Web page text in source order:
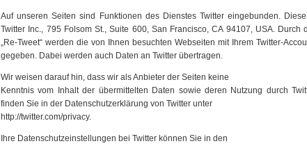
Auf unseren Seiten sind Funktionen des Dienstes Twitter eingebunden.
Twitter Inc., 795 Folsom St., Suite 600, San Francisco, CA 94107, USA.
„Re-Tweet“ werden die von Ihnen besuchten Webseiten mit Ihrem Twitter-
gegeben. Dabei werden auch Daten an Twitter übertragen.
Wir weisen darauf hin, dass wir als Anbieter der Seiten keine
Kenntnis vom Inhalt der übermittelten Daten sowie deren Nutzung durch
finden Sie in der Datenschutzerklärung von Twitter unter
http://twitter.com/privacy.
Ihre Datenschutzeinstellungen bei Twitter können Sie in den